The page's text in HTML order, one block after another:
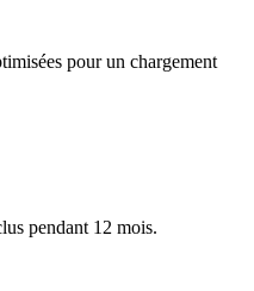
pour un chargement
pendant 12 mois.